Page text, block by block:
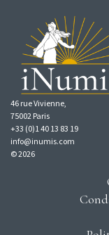
46 rue Vivienne,
75002 Paris
+33 (0)1 40 13 83 19
info@inumis.com
© 2026